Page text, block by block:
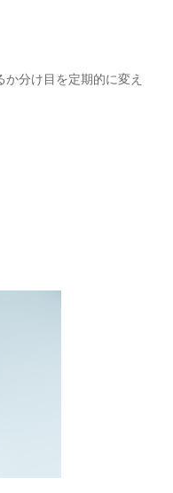
分け目を定期的に変え